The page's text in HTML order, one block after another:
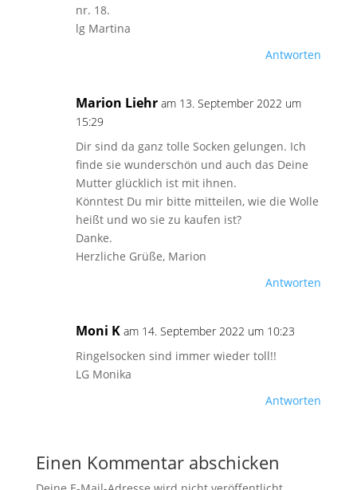
nr. 18.
lg Martina
Antworten
Marion Liehr am 13. September 2022 um
15:29
Dir sind da ganz tolle Socken gelungen. Ich
finde sie wunderschön und auch das Deine
Mutter glücklich ist mit ihnen.
Könntest Du mir bitte mitteilen, wie die Wolle
heißt und wo sie zu kaufen ist?
Danke.
Herzliche Grüße, Marion
Antworten
Moni K am 14. September 2022 um 10:23
Ringelsocken sind immer wieder toll!!
LG Monika
Antworten
Einen Kommentar abschicken